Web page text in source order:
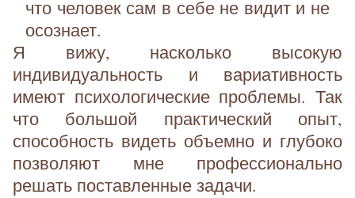
что человек сам в себе не видит и не
осознает.
Я вижу, насколько высокую
индивидуальность и вариативность
имеют психологические проблемы. Так
что большой практический опыт,
способность видеть объемно и глубоко
позволяют мне профессионально
решать поставленные задачи.